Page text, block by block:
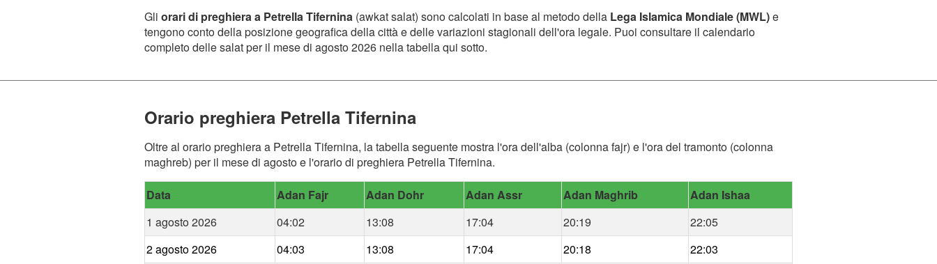
Gli orari di preghiera a Petrella Tifernina (awkat salat) sono calcolati in base al metodo della Lega Islamica Mondiale (MWL)e
tengono conto della posizione geografica della città e delle variazioni stagionali dell'ora legale. Puoi consultare il calendario
completo delle salat per il mese di agosto 2026 nella tabella qui sotto.
Orario preghiera Petrella Tifernina
Oltre al orario preghiera a Petrella Tifernina, la tabella seguente mostra l'ora dell'alba (colonna fajr) e l'ora del tramonto (colonna
maghreb) per il mese di agosto e l'orario di preghiera Petrella Tifernina.
Data Adan Fajr Adan Dohr Adan Assr Adan Maghrib
Adan Ishaa
1 agosto 2026
04:02 13:08 17:04 20:19
22:05
2 agosto 2026
04:03 13:08 17:04 20:18
22:03